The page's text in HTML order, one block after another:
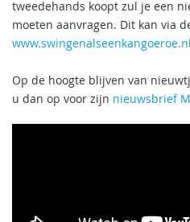
tweedehands koopt zul je een
moeten aanvragen. Dit kan via
www.swingenalseenkangoeroe.nl
Op de hoogte blijven van
u dan op voor zijn nieuwsbrief